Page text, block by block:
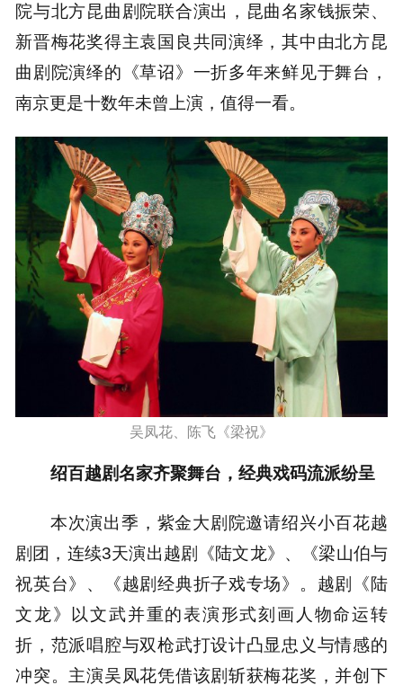
院与北方昆曲剧院联合演出，昆曲名家钱振荣、
新晋梅花奖得主袁国良共同演绎，其中由北方昆
曲剧院演绎的《草诏》一折多年来鲜见于舞台，
南京更是十数年未曾上演，值得一看。
吴凤花、陈飞《梁祝》
绍百越剧名家齐聚舞台，经典戏码流派纷呈
本次演出季，紫金大剧院邀请绍兴小百花越
剧团，连续3天演出越剧《陆文龙》、《梁山伯与
祝英台》、《越剧经典折子戏专场》。越剧《陆
文龙》以文武并重的表演形式刻画人物命运转
折，范派唱腔与双枪武打设计凸显忠义与情感的
冲突。主演吴凤花凭借该剧斩获梅花奖，并创下